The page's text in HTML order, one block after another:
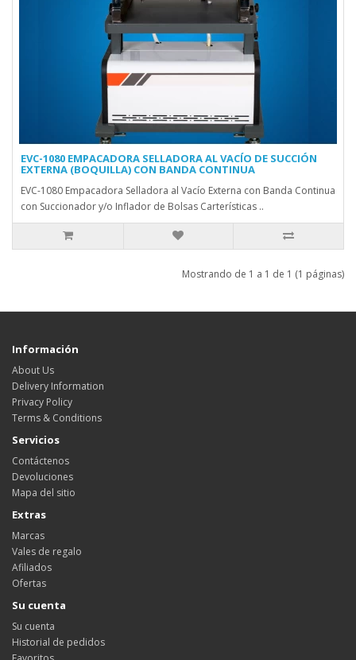
EVC-1080 EMPACADORA SELLADORA AL VACÍO DE SUCCIÓN
EXTERNA (BOQUILLA) CON BANDA CONTINUA
EVC-1080 Empacadora Selladora al Vacío Externa con Banda Continua
con Succionador y/o Inflador de Bolsas Carterísticas ..
Mostrando de 1 a 1 de 1 (1 páginas)
Información
About Us
Delivery Information
Privacy Policy
Terms & Conditions
Servicios
Contáctenos
Devoluciones
Mapa del sitio
Extras
Marcas
Vales de regalo
Afiliados
Ofertas
Su cuenta
Su cuenta
Historial de pedidos